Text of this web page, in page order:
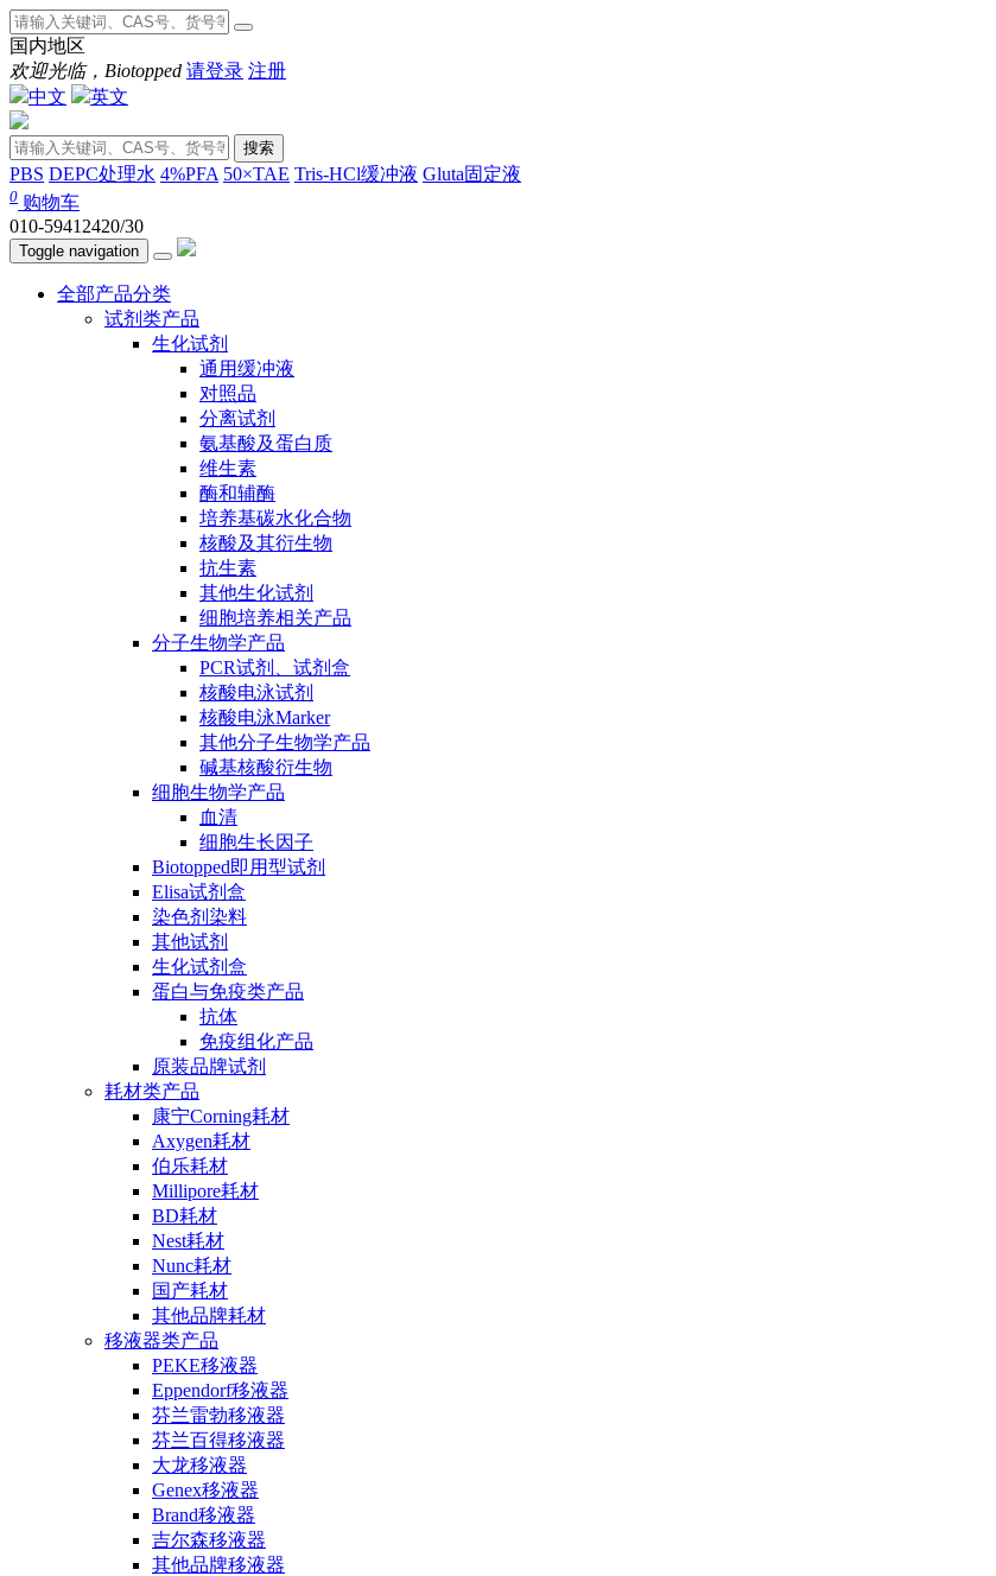
国内地区
欢迎光临，Biotopped 请登录 注册
中文
英文
搜索
PBS DEPC处理水 4%PFA 50×TAE Tris-HCl缓冲液 Gluta固定液
0 购物车
010-59412420/30
Toggle navigation
全部产品分类
试剂类产品
生化试剂
通用缓冲液
对照品
分离试剂
氨基酸及蛋白质
维生素
酶和辅酶
培养基碳水化合物
核酸及其衍生物
抗生素
其他生化试剂
细胞培养相关产品
分子生物学产品
PCR试剂、试剂盒
核酸电泳试剂
核酸电泳Marker
其他分子生物学产品
碱基核酸衍生物
细胞生物学产品
血清
细胞生长因子
Biotopped即用型试剂
Elisa试剂盒
染色剂染料
其他试剂
生化试剂盒
蛋白与免疫类产品
抗体
免疫组化产品
原装品牌试剂
耗材类产品
康宁Corning耗材
Axygen耗材
伯乐耗材
Millipore耗材
BD耗材
Nest耗材
Nunc耗材
国产耗材
其他品牌耗材
移液器类产品
PEKE移液器
Eppendorf移液器
芬兰雷勃移液器
芬兰百得移液器
大龙移液器
Genex移液器
Brand移液器
吉尔森移液器
其他品牌移液器